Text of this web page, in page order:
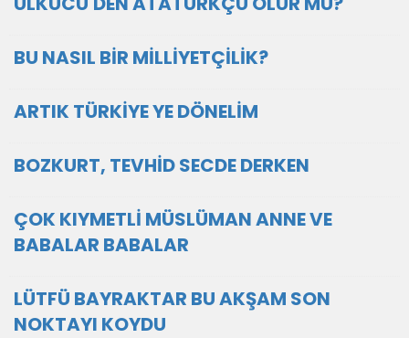
BU NASIL BİR MİLLİYETÇİLİK?
ARTIK TÜRKİYE YE DÖNELİM
BOZKURT, TEVHİD SECDE DERKEN
ÇOK KIYMETLİ MÜSLÜMAN ANNE VE
BABALAR BABALAR
LÜTFÜ BAYRAKTAR BU AKŞAM SON
NOKTAYI KOYDU